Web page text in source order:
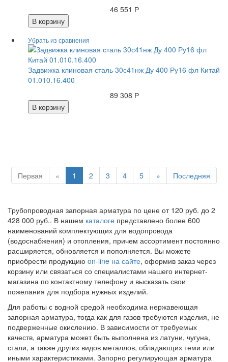
46 551 Р
В корзину
Задвижка клиновая сталь 30с41нж Ду 400 Ру16 фл Китай
01.010.16.400
89 308 Р
В корзину
Первая « 1 2 3 4 5 » Последняя
Трубопроводная запорная арматура по цене от 120 руб. до 2
428 000 руб.. В нашем каталоге представлено более 600
наименований комплектующих для водопровода
(водоснабжения) и отопления, причем ассортимент постоянно
расширяется, обновляется и пополняется. Вы можете
приобрести продукцию on-line на сайте, оформив заказ через
корзину или связаться со специалистами нашего интернет-
магазина по контактному телефону и высказать свои
пожелания для подбора нужных изделий.
Для работы с водной средой необходима нержавеющая
запорная арматура, тогда как для газов требуются изделия, не
подверженные окислению. В зависимости от требуемых
качеств, арматура может быть выполнена из латуни, чугуна,
стали, а также других видов металлов, обладающих теми или
иными характеристиками. Запорно регулирующая арматура